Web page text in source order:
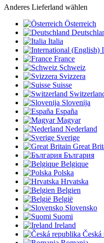
Anderes Lieferland wählen
Österreich
Italia
France
Schweiz
Svizzera
Suisse
Slovenija
España
Magyar
Nederland
Sverige
Great
България
Belgique
Polska
Hrvatska
Belgien
België
Slovensko
Suomi
Ireland
Česká